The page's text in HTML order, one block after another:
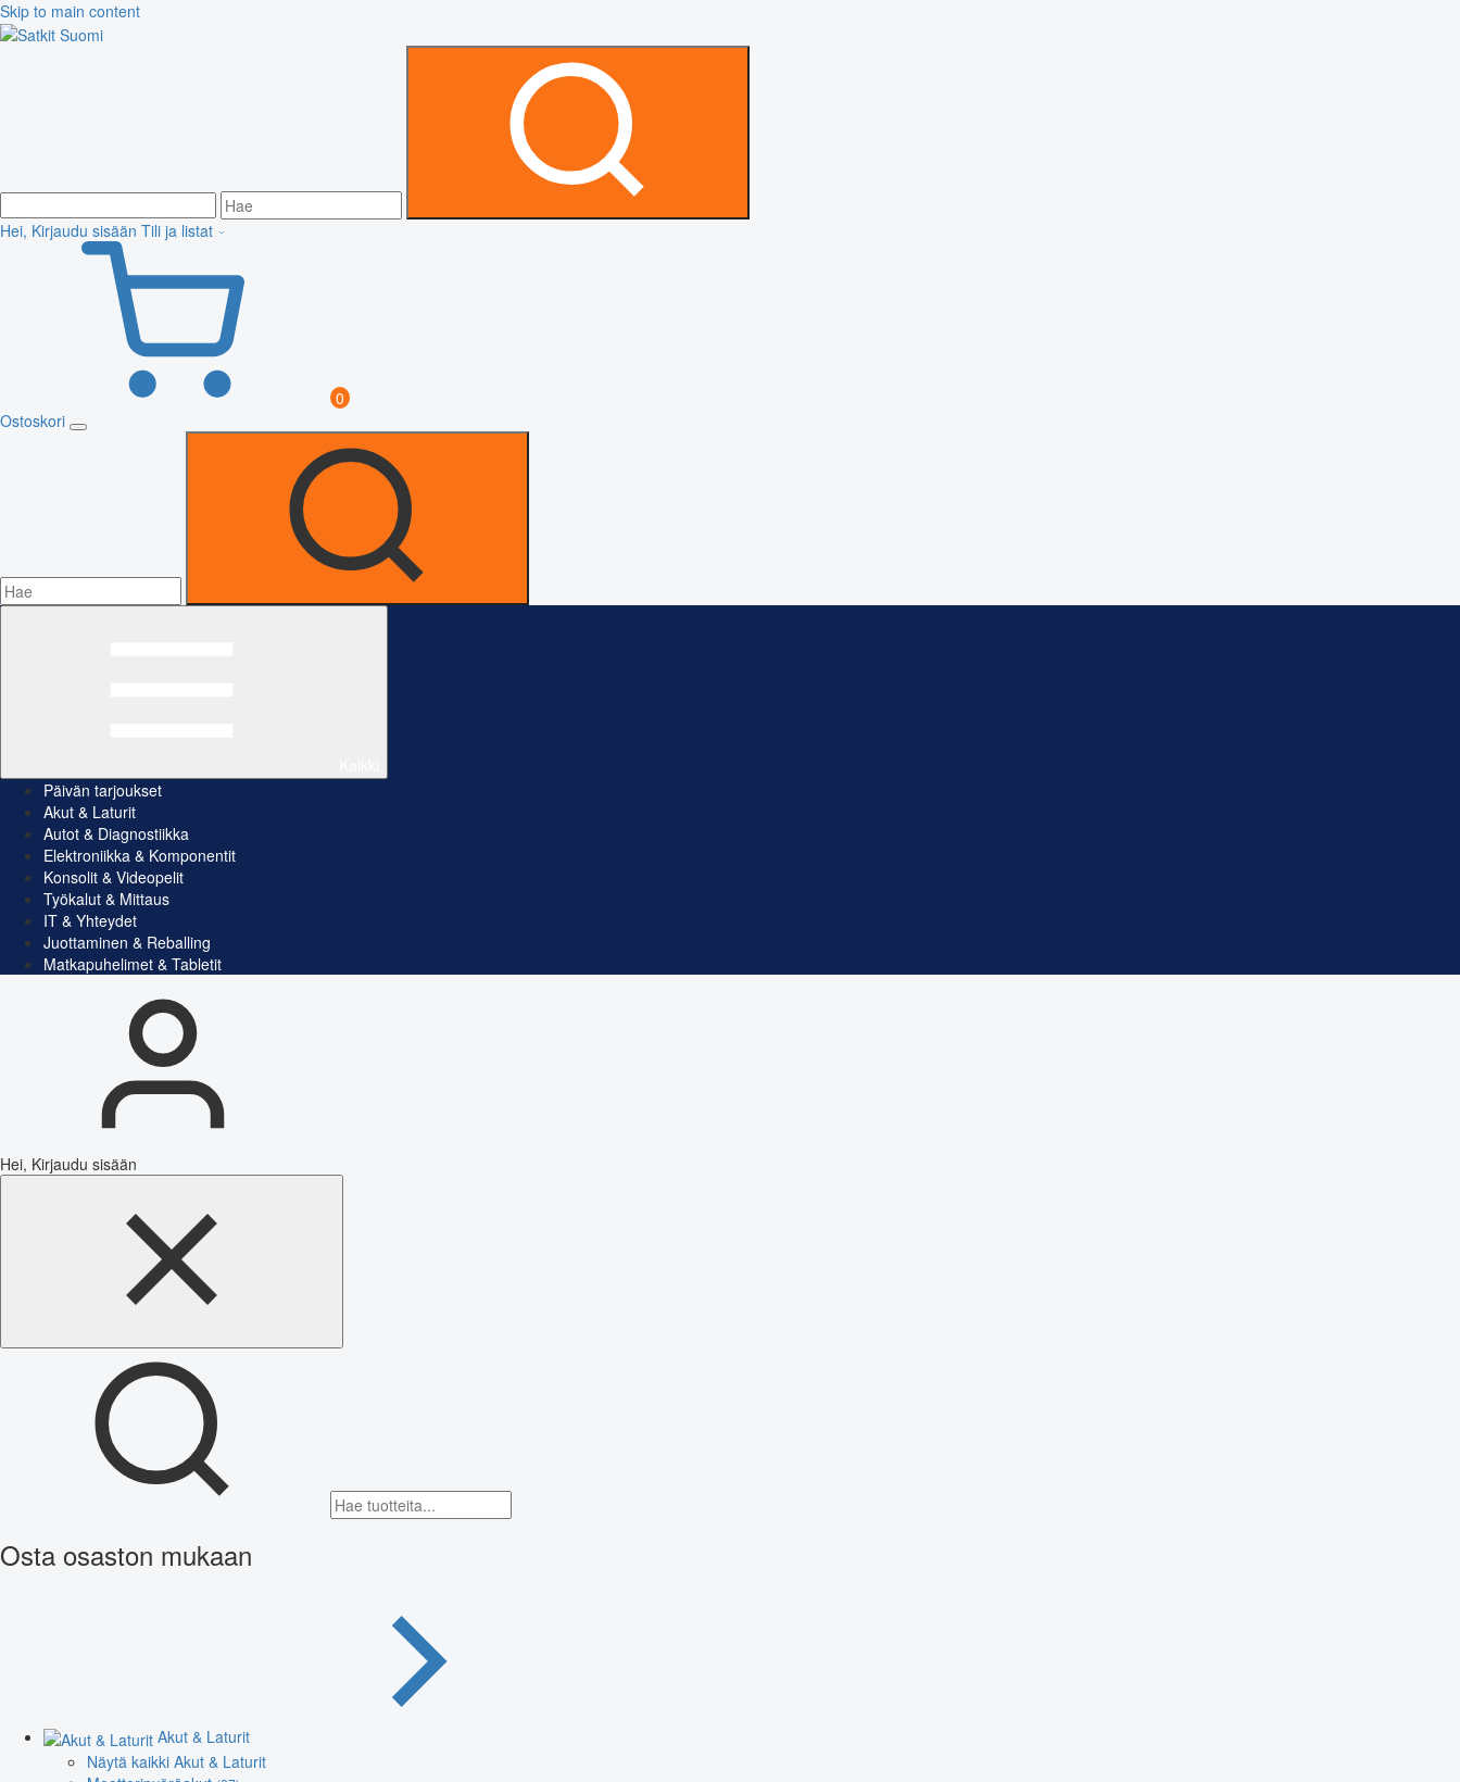
Skip to main content
Hei, Kirjaudu sisään Tili ja listat
0
Ostoskori
Päivän tarjoukset
Akut & Laturit
Autot & Diagnostiikka
Elektroniikka & Komponentit
Konsolit & Videopelit
Työkalut & Mittaus
IT & Yhteydet
Juottaminen & Reballing
Matkapuhelimet & Tabletit
Hei, Kirjaudu sisään
Osta osaston mukaan
Akut & Laturit
Näytä kaikki Akut & Laturit